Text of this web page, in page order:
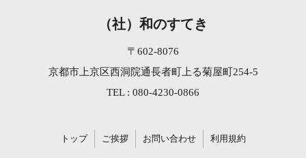
（社）和のすてき
〒602-8076
京都市上京区西洞院通長者町上る菊屋町254-5
TEL : 080-4230-0866
トップ ご挨拶 お問い合わせ 利用規約